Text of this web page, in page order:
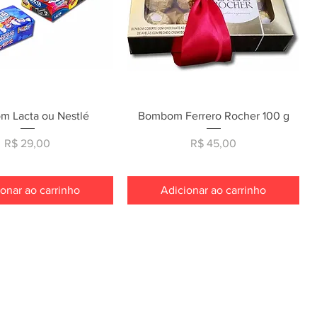
rápida
Lacta ou Nestlé
Preço
R$ 29,00
ao carrinho
Visualização rápida
Bombom Ferrero Rocher 100 g
Preço
R$ 45,00
Adicionar ao carrinho